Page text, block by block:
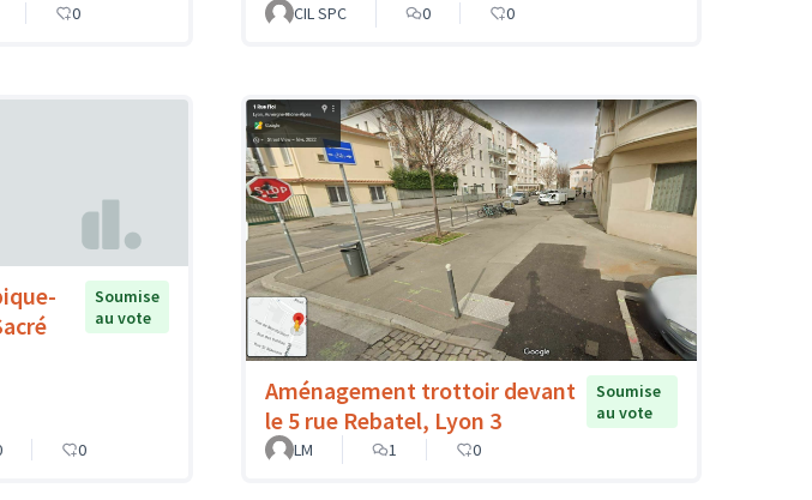
0 CIL SPC 0 0
Soumise
au vote
0
Aménagement trottoir devant
le 5 rue Rebatel, Lyon 3
Soumise
au vote
LM
1 0